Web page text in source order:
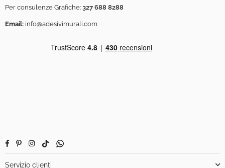
Per consulenze Grafiche: 327 688 8288
Email: info@adesivimurali.com
FacebookPinterestInstagram
TikTokWhatsapp
Servizio clienti